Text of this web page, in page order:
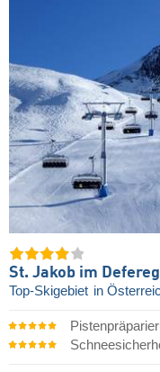
St. Jakob im
Top-Skigebiet in